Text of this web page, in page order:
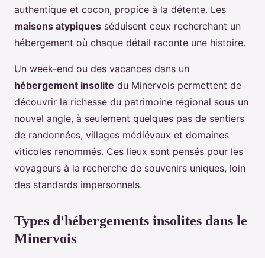
authentique et cocon, propice à la détente. Les
maisons atypiques séduisent ceux recherchant un
hébergement où chaque détail raconte une histoire.
Un week-end ou des vacances dans un
hébergement insolite du Minervois permettent de
découvrir la richesse du patrimoine régional sous un
nouvel angle, à seulement quelques pas de sentiers
de randonnées, villages médiévaux et domaines
viticoles renommés. Ces lieux sont pensés pour les
voyageurs à la recherche de souvenirs uniques, loin
des standards impersonnels.
Types d'hébergements insolites dans le
Minervois